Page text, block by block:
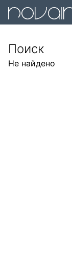
Поиск
Не найдено